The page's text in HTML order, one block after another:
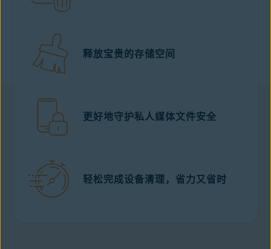
释放宝贵的存储空间
更好地守护私人媒体文件安全
轻松完成设备清理，省力又省时